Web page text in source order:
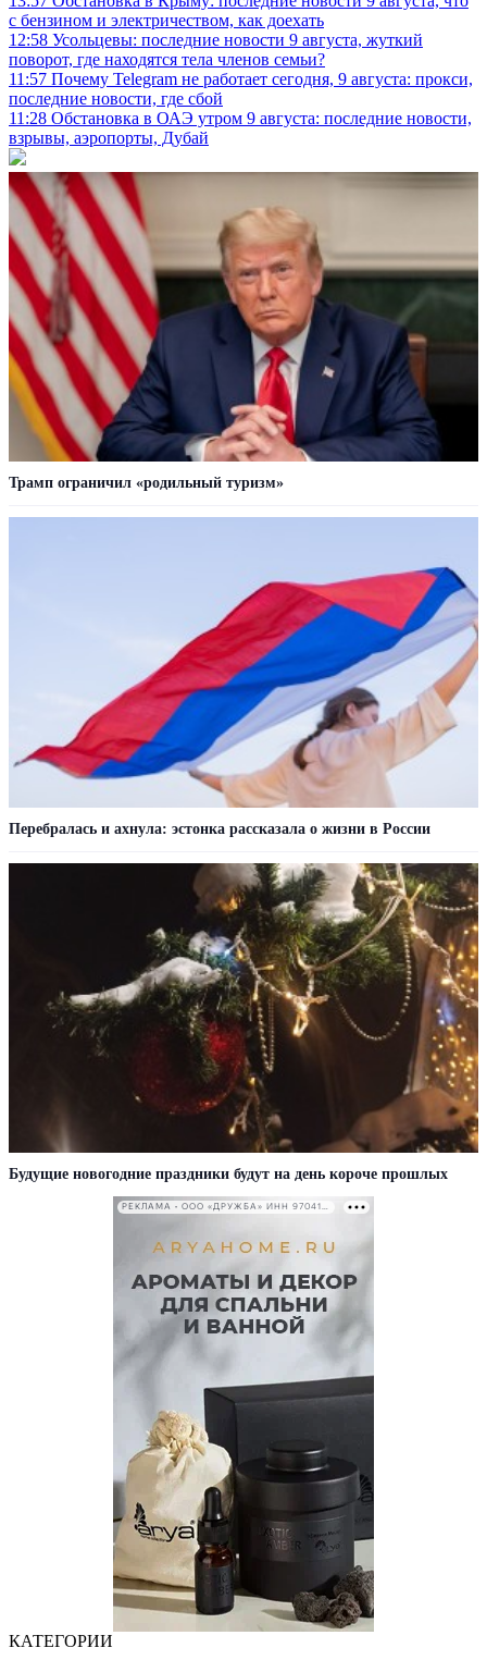
с бензином и электричеством, как доехать
12:58 Усольцевы: последние новости 9 августа, жуткий
поворот, где находятся тела членов семьи?
11:57 Почему Telegram не работает сегодня, 9 августа: прокси,
последние новости, где сбой
11:28 Обстановка в ОАЭ утром 9 августа: последние новости,
взрывы, аэропорты, Дубай
Трамп ограничил «родильный туризм»
Перебралась и ахнула: эстонка рассказала о жизни в России
Будущие новогодние праздники будут на день короче прошлых
РЕКЛАМА • ООО «ДРУЖБА» ИНН 9704146411
КАТЕГОРИИ